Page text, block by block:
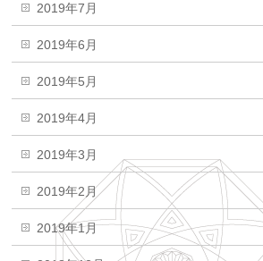
2019年7月
2019年6月
2019年5月
2019年4月
2019年3月
2019年2月
2019年1月